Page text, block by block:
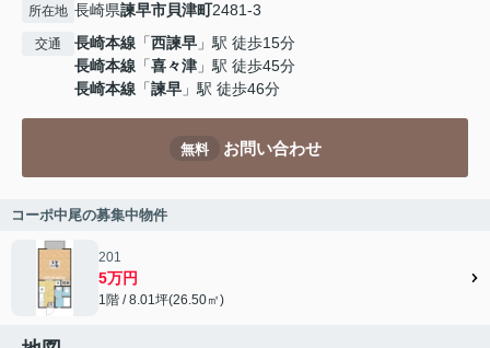
所在地 長崎県諫早市貝津町2481-3
交通 長崎本線 「西諫早 」駅 徒歩15分
長崎本線 「喜々津 」駅 徒歩45分
長崎本線 「諫早 」駅 徒歩46分
無料 お問い合わせ
コーポ中尾の募集中物件
201
5万円
1階 / 8.01坪(26.50㎡)